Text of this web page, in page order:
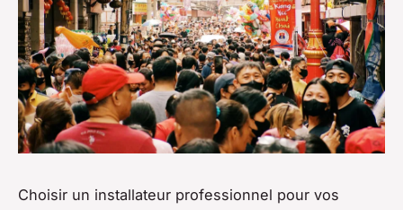
Choisir un installateur professionnel pour vos